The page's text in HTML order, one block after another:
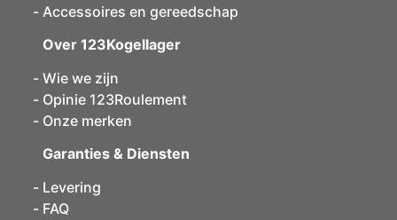
Accessoires en gereedschap
Over 123Kogellager
Wie we zijn
Opinie 123Roulement
Onze merken
Garanties & Diensten
Levering
FAQ